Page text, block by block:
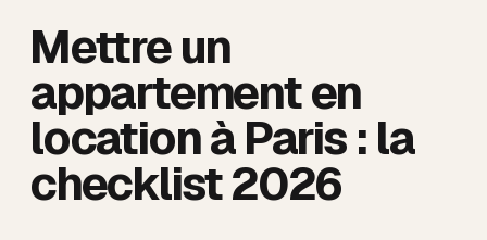
Mettre un
appartement en
location à Paris : la
checklist 2026